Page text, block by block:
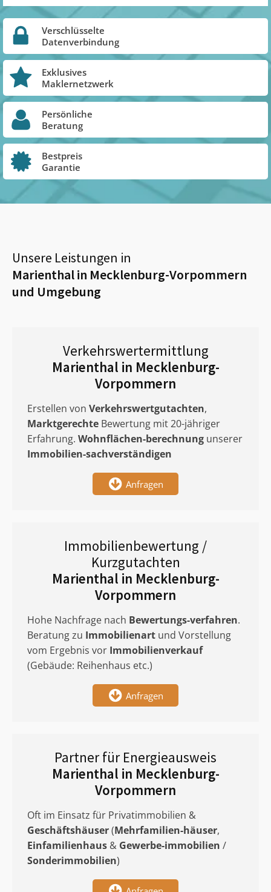
Verschlüsselte
Datenverbindung
Exklusives
Maklernetzwerk
Persönliche
Beratung
Bestpreis
Garantie
Unsere Leistungen in
Marienthal in Mecklenburg-Vorpommern
und Umgebung
Verkehrswertermittlung
Marienthal in Mecklenburg-
Vorpommern
Erstellen von Verkehrswertgutachten,
Marktgerechte Bewertung mit 20-jähriger
Erfahrung. Wohnflächen-berechnung unserer
Immobilien-sachverständigen
Anfragen
Immobilienbewertung /
Kurzgutachten
Marienthal in Mecklenburg-
Vorpommern
Hohe Nachfrage nach Bewertungs-verfahren.
Beratung zu Immobilienart und Vorstellung
vom Ergebnis vor Immobilienverkauf
(Gebäude: Reihenhaus etc.)
Anfragen
Partner für Energieausweis
Marienthal in Mecklenburg-
Vorpommern
Oft im Einsatz für Privatimmobilien &
Geschäftshäuser(Mehrfamilien-häuser,
Einfamilienhaus & Gewerbe-immobilien /
Sonderimmobilien)